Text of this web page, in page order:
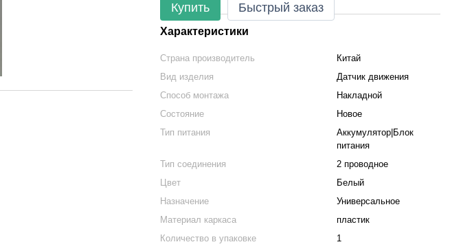
Купить Быстрый заказ
Характеристики
Страна производитель
Китай
Вид изделия
Датчик движения
Способ монтажа
Накладной
Состояние
Новое
Тип питания
Аккумулятор|Блок
питания
Тип соединения
2 проводное
Цвет
Белый
Назначение
Универсальное
Материал каркаса
пластик
Количество в упаковке
1